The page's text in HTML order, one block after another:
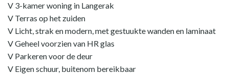
V 3-kamer woning in Langerak
V Terras op het zuiden
V Licht, strak en modern, met gestuukte wanden en laminaat
V Geheel voorzien van HR glas
V Parkeren voor de deur
V Eigen schuur, buitenom bereikbaar